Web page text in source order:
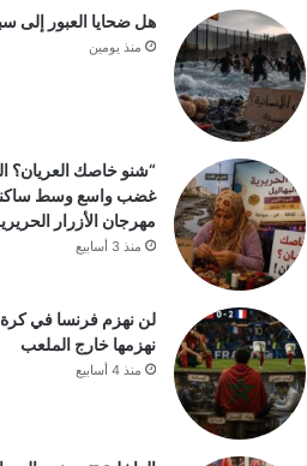
هل ضحايا العبور إلى
منذ يومين
“شنو خاصك العريان؟
غضب واسع وسط ساكنة
مهرجان الأزرار
منذ 3 أسابيع
لن نهزم فرنسا في
نهزمها خارج الملعب
منذ 4 أسابيع